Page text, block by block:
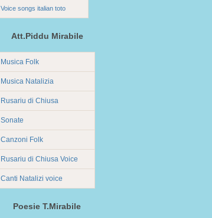
Voice songs italian toto
Att.Piddu Mirabile
Musica Folk
Musica Natalizia
Rusariu di Chiusa
Sonate
Canzoni Folk
Rusariu di Chiusa Voice
Canti Natalizi voice
Poesie T.Mirabile